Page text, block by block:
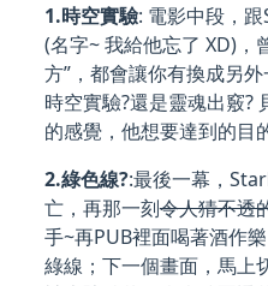
1.時空實驗: 電影中段，
(名字~ 我給他忘了 XD)，
方”，都會讓你有換成另
時空實驗?還是靈魂出竅?
的感覺，他想要達到的目
2.綠色線?:最後一幕，
亡，再那一刻令人猜不透
手~再PUB裡面喝著酒作
綠線；下一個畫面，馬上